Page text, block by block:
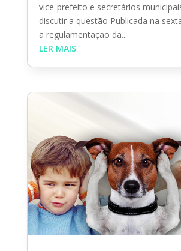
vice-prefeito e secretários
discutir a questão Publicada na
a regulamentação da...
LER MAIS